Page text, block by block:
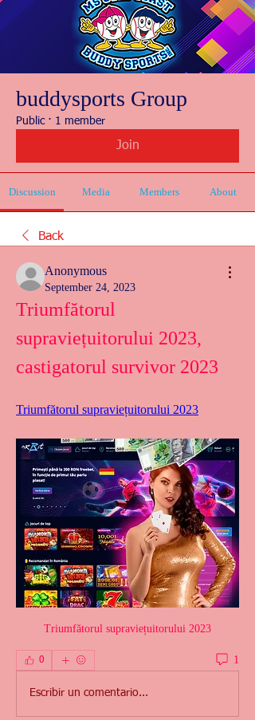
buddysports Group
Public · 1 member
Join
Discussion Media Members About
Back
Anonymous
September 24, 2023
Triumfătorul
supraviețuitorului 2023,
castigatorul survivor 2023
Triumfătorul supraviețuitorului 2023
Triumfătorul supraviețuitorului 2023
0 1
Escribir un comentario...